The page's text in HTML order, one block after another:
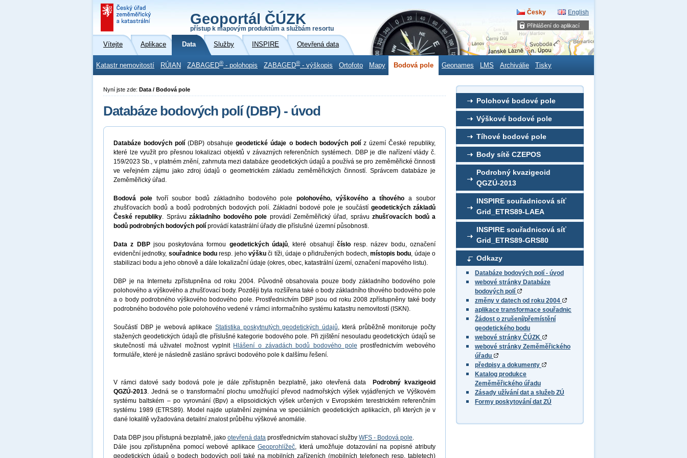
Přihlášení do aplikací
Geoportál ČÚZK
přístup k mapovým produktům a službám resortu
Česky English
Vítejte Aplikace Data Služby INSPIRE Otevřená data
Katastr nemovitostí RÚIAN ZABAGED® - polohopis ZABAGED® - výškopis Ortofoto Mapy Bodová pole Geonames LMS Archiválie Tisky
Polohové bodové pole
Výškové bodové pole
Tíhové bodové pole
Body sítě CZEPOS
Podrobný kvazigeoid
QGZÚ-2013
INSPIRE souřadnicová síť
Grid_ETRS89-LAEA
INSPIRE souřadnicová síť
Grid_ETRS89-GRS80
Odkazy
Databáze bodových polí - úvod
webové stránky Databáze
bodových polí
změny v datech od roku 2004
aplikace transformace souřadnic
Žádost o zrušení/přemístění
geodetického bodu
webové stránky ČÚZK
webové stránky Zeměměřického
úřadu
předpisy a dokumenty
Katalog produkce
Zeměměřického úřadu
Zásady užívání dat a služeb ZÚ
Formy poskytování dat ZÚ
Nyní jste zde: Data / Bodová pole
Databáze bodových polí (DBP) - úvod
Databáze bodových polí (DBP) obsahujegeodetické údaje o bodech bodových políz území České republiky,
které lze využít pro přesnou lokalizaci objektů v závazných referenčních systémech. DBP je dle nařízení vlády č.
159/2023 Sb., v platném znění, zahrnuta mezi databáze geodetických údajů a používá se pro zeměměřické činnosti
ve veřejném zájmu jako zdroj údajů o geometrickém základu zeměměřických činností. Správcem databáze je
Zeměměřický úřad.
Bodová poletvoří soubor bodů základního bodového polepolohového, výškového a tíhového a soubor
zhušťovacích bodů a bodů podrobných bodových polí. Základní bodové pole je součástí geodetických základů
České republiky. Správuzákladního bodového pole provádí Zeměměřický úřad, správuzhušťovacích bodů a
bodů podrobných bodových polí provádí katastrální úřady dle příslušné územní působnosti.
Data z DBPjsou poskytována formou geodetických údajů, které obsahují čísloresp. název bodu, označení
evidenční jednotky, souřadnice boduresp. jeho výškuči tíži, údaje o přidružených bodech,místopis bodu, údaje o
stabilizaci bodu a jeho obnově a dále lokalizační údaje (okres, obec, katastrální území, označení mapového listu).
DBP je na Internetu zpřístupněna od roku 2004. Původně obsahovala pouze body základního bodového pole
polohového a výškového a zhušťovací body. Později byla rozšířena také o body základního tíhového bodového pole
a o body podrobného výškového bodového pole. Prostřednictvím DBP jsou od roku 2008 zpřístupněny také body
podrobného bodového pole polohového vedené v rámci informačního systému katastru nemovitostí (ISKN).
Součástí DBP je webová aplikace Statistika poskytnutých geodetických údajů, která průběžně monitoruje počty
stažených geodetických údajů dle příslušné kategorie bodového pole. Při zjištění nesouladu geodetických údajů se
skutečností má uživatel možnost vyplnit Hlášení o závadách bodů bodového pole prostřednictvím webového
formuláře, které je následně zasláno správci bodového pole k dalšímu řešení.
V rámci datové sady bodová pole je dále zpřístupněn bezplatně, jako otevřená data
Podrobný kvazigeoid
QGZÚ-2013. Jedná se o transformační plochu umožňující převod nadmořských výšek vyjádřených ve Výškovém
systému baltském – po vyrovnání (Bpv) a elipsoidických výšek určených v Evropském terestrickém referenčním
systému 1989 (ETRS89). Model najde uplatnění zejména ve speciálních geodetických aplikacích, při kterých je v
dané lokalitě vyžadována detailní znalost průběhu výškové anomálie.
Data DBP jsou přístupná bezplatně, jako otevřená data prostřednictvím stahovací služby WFS - Bodová pole.
Dále jsou zpřístupněna pomocí webové aplikace Geoprohlížeč, která umožňuje dotazování na popisné atributy
geodetických údajů o bodech bodových polí také na mobilních zařízeních (mobilních telefonech resp. tabletech)